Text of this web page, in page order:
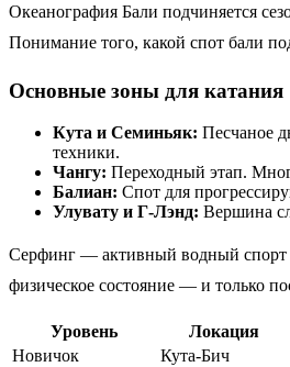
Океанография Бали подчиняется
Понимание того, какой спот бали
Основные зоны для катания
Кута и Семиньяк: Песчаное
техники.
Чангу: Переходный этап.
Балиан: Спот для
Улувату и Г-Лэнд: Вершина
Серфинг — активный водный спорт
физическое состояние — и только
Уровень Локация
Новичок
Кута-Бич